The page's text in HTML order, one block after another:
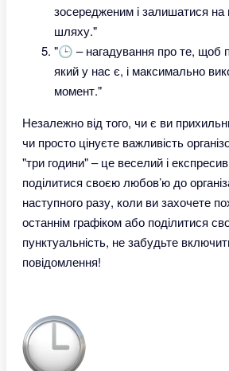
зосередженим і залишатися
шляху."
"🕒 – нагадування про те, щоб
який у нас є, і максимально
момент."
Незалежно від того, чи є ви
чи просто цінуєте важливість
"три години" – це веселий і
поділитися своєю любов’ю до
наступного разу, коли ви захочете
останнім графіком або поділитися
пунктуальність, не забудьте
повідомлення!